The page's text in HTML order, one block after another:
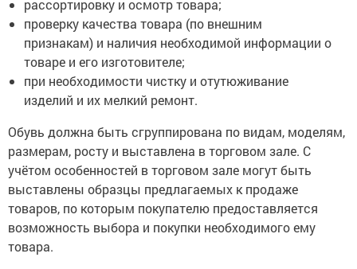
рассортировку и осмотр товара;
проверку качества товара (по внешним
признакам) и наличия необходимой информации о
товаре и его изготовителе;
при необходимости чистку и отутюживание
изделий и их мелкий ремонт.
Обувь должна быть сгруппирована по видам, моделям,
размерам, росту и выставлена в торговом зале. С
учётом особенностей в торговом зале могут быть
выставлены образцы предлагаемых к продаже
товаров, по которым покупателю предоставляется
возможность выбора и покупки необходимого ему
товара.